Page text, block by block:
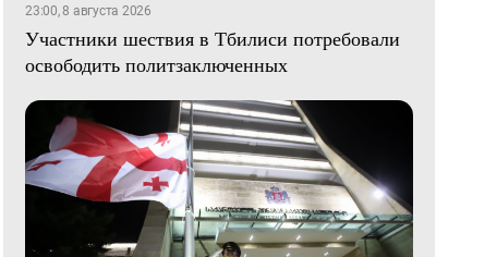
23:00, 8 августа 2026
Участники шествия в Тбилиси потребовали
освободить политзаключенных